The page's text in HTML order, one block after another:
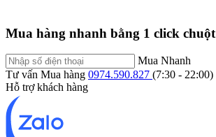
Mua hàng nhanh bằng 1 click chuột
Mua Nhanh
Tư vấn Mua hàng 0974.590.827 (7:30 - 22:00)
Hỗ trợ khách hàng